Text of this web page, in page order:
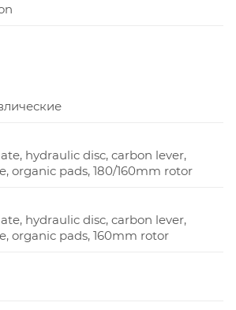
hydraulic disc, carbon lever,
organic pads, 180/160mm rotor
hydraulic disc, carbon lever,
organic pads, 160mm rotor